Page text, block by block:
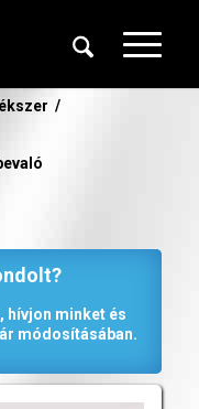
/
hívjon minket és
módosításában.